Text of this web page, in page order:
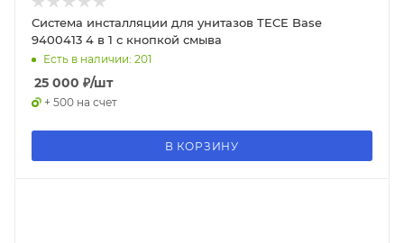
Система инсталляции для унитазов TECE Base
9400413 4 в 1 с кнопкой смыва
Есть в наличии: 201
25 000 ₽/шт
+ 500 на счет
В КОРЗИНУ